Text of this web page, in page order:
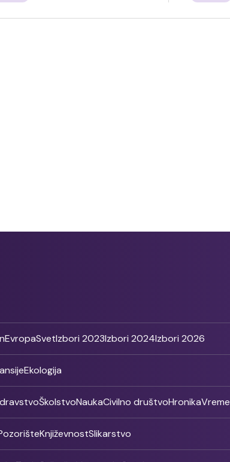
EvropaSvetIzbori 2023Izbori 2024Izbori 2026
Ekologija
ŠkolstvoNaukaCivilno društvoHronikaVreme
KnjiževnostSlikarstvo